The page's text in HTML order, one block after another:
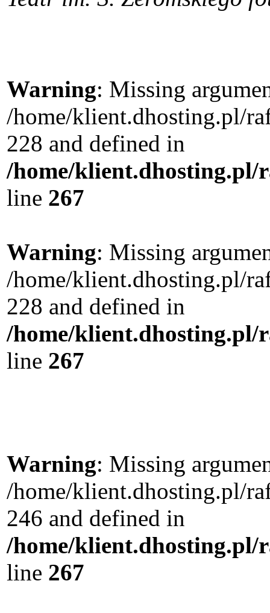
Warning: Missing
/home/klient.dhosting.pl/
228 and defined in
/home/klient.dhosting.pl/
line 267
Warning: Missing
/home/klient.dhosting.pl/
228 and defined in
/home/klient.dhosting.pl/
line 267
Warning: Missing
/home/klient.dhosting.pl/
246 and defined in
/home/klient.dhosting.pl/
line 267